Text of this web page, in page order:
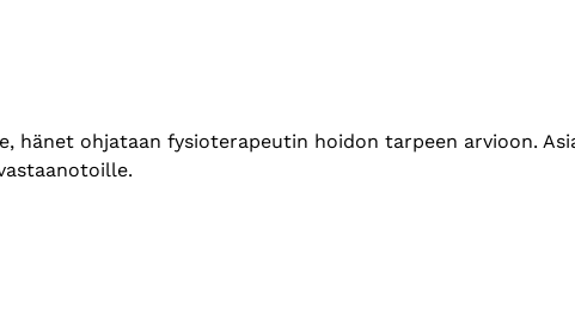
hänet ohjataan fysioterapeutin hoidon tarpeen arvioon.